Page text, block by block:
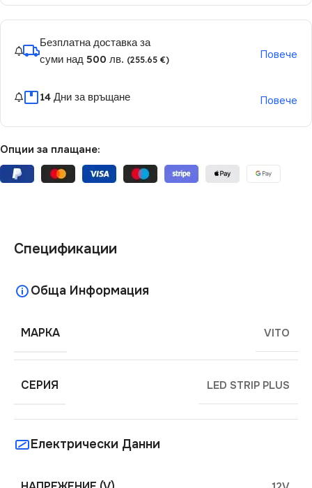
Безплатна доставка за
суми над 500 лв. (255.65 €) Повече
14 Дни за връщане Повече
Опции за плащане:
Спецификации
Обща Информация
МАРКА VITO
СЕРИЯ LED STRIP PLUS
Електрически Данни